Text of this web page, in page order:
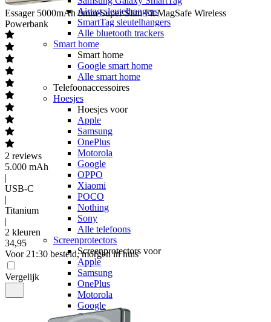
Airtag sleutelhangers
SmartTag sleutelhangers
Alle bluetooth trackers
Smart home
Smart home
Google smart home
Alle smart home
Telefoonaccessoires
Hoesjes
Hoesjes voor
Apple
Samsung
OnePlus
Motorola
Google
OPPO
Xiaomi
POCO
Nothing
Sony
Alle telefoons
Screenprotectors
Screenprotectors voor
Apple
Samsung
OnePlus
Motorola
Google
OPPO
Essager 5000mAh 8mm Super Slim Fit MagSafe Wireless
Powerbank
2 reviews
5.000 mAh
|
USB-C
|
Titanium
|
2 kleuren
34,95
Voor 21:30 besteld, morgen in huis
Vergelijk